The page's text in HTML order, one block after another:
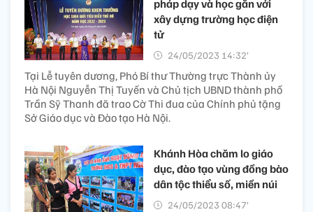
pháp dạy và học gắn với
xây dựng trường học điện
tử
24/05/2023 14:32’
Tại Lễ tuyên dương, Phó Bí thư Thường trực Thành ủy
Hà Nội Nguyễn Thị Tuyến và Chủ tịch UBND thành phố
Trần Sỹ Thanh đã trao Cờ Thi đua của Chính phủ tặng
Sở Giáo dục và Đào tạo Hà Nội.
Khánh Hòa chăm lo giáo
dục, đào tạo vùng đồng bào
dân tộc thiểu số, miền núi
24/05/2023 08:47’